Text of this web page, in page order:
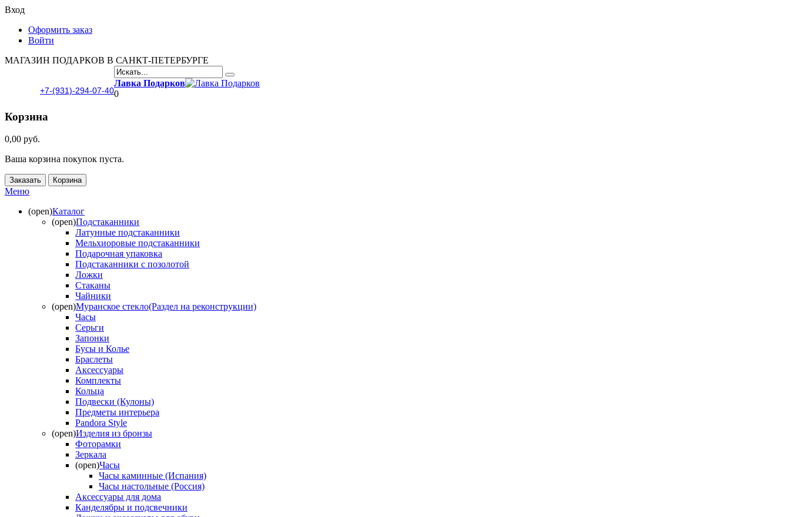
Вход
Оформить заказ
Войти
МАГАЗИН ПОДАРКОВ В САНКТ-ПЕТЕРБУРГЕ
+7-(931)-294-07-40
Лавка Подарков
0
Корзина
0,00 руб.
Ваша корзина покупок пуста.
Заказать Корзина
Меню
(open)Каталог
(open)Подстаканники
Латунные подстаканники
Мельхиоровые подстаканники
Подарочная упаковка
Подстаканники с позолотой
Ложки
Стаканы
Чайники
(open)Муранское стекло(Раздел на реконструкции)
Часы
Серьги
Запонки
Бусы и Колье
Браслеты
Аксессуары
Комплекты
Кольца
Подвески (Кулоны)
Предметы интерьера
Pandora Style
(open)Изделия из бронзы
Фоторамки
Зеркала
(open)Часы
Часы каминные (Испания)
Часы настольные (Россия)
Аксессуары для дома
Канделябры и подсвечники